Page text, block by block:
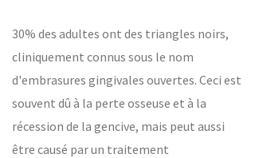
30% des adultes ont des triangles noirs,
cliniquement connus sous le nom
d'embrasures gingivales ouvertes. Ceci est
souvent dû à la perte osseuse et à la
récession de la gencive, mais peut aussi
être causé par un traitement